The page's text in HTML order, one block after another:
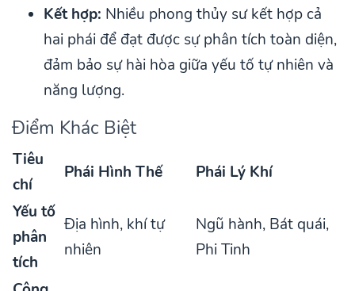
Kết hợp: Nhiều phong thủy sư kết hợp cả
hai phái để đạt được sự phân tích toàn diện,
đảm bảo sự hài hòa giữa yếu tố tự nhiên và
năng lượng.
Điểm Khác Biệt
Tiêu
chí
Phái Hình Thế
Phái Lý Khí
Yếu tố
phân
tích
Địa hình, khí tự
nhiên
Ngũ hành, Bát quái,
Phi Tinh